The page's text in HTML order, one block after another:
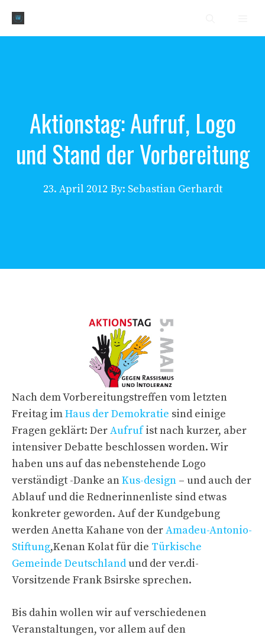
Inhalt
springen
Aktionstag: Aufruf, Logo
und Stand der Vorbereitung
23. April 2012 By: Sebastian Gerhardt
Nach dem Vorbereitungstreffen vom letzten
Freitag imHaus der Demokratie sind einige
Fragen geklärt: DerAufrufist nach kurzer, aber
intensiver Debatte beschlossen worden. Wir
haben uns auf das nebenstehende Logo
verständigt -Danke anKus-design – und auch der
Ablauf und die Rednerinnenliste sind etwas
konkreter geworden. Auf der Kundgebung
werden Anetta Kahane von derAmadeu-Antonio-
Stiftung,Kenan Kolat für die Türkische
Gemeinde Deutschland und der ver.di-
Vorsitzende Frank Bsirske sprechen.
Bis dahin wollen wir auf verschiedenen
Veranstaltungen, vor allem auf den